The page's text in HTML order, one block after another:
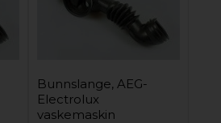
Bunnslange, AEG-
Electrolux
vaskemaskin